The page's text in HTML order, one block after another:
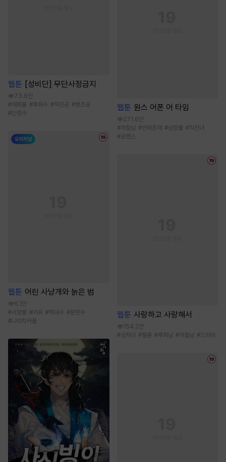
웹툰 [성비단] 무단사정금지
73.6만
# 재회물 #후회수 #직진공 #벤츠공
#단정수
웹툰 어린 사냥개와 늙은 범
6.1만
#서양풍 #거유 #떡대수 #문란수
#나이차커플
웹툰 원스 어폰 어 타임
271.6만
#까칠남 #인외존재 #성장물 #직진녀
#로맨스
웹툰 사랑하고 사랑해서
154.2만
#상처녀 #절륜 #후회남 #까칠남 #드라마